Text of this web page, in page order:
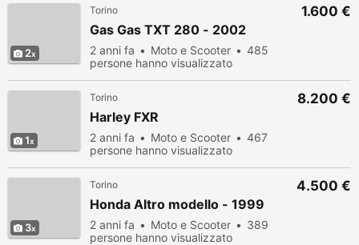
2
Torino
Gas Gas TXT 280 - 2002
2 anni fa Moto e Scooter
485
persone hanno visualizzato
1.600 €
1
Torino
Harley FXR
2 anni fa Moto e Scooter
467
persone hanno visualizzato
8.200 €
3
Torino
Honda Altro modello - 1999
2 anni fa Moto e Scooter
389
persone hanno visualizzato
4.500 €